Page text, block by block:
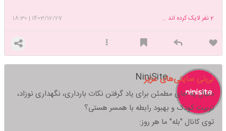
1403/12/27
|
18:30 2نفر لایک کرده اند ...
NiniSite
نی‌نی سایتی‌های عزیز
دنبال یه جای مطمئن برای یاد گرفتن نکات بارداری، نگهداری نوزاد،
تربیت کودک و بهبود رابطه با همسر هستی؟
توی کانال "بله" ما هر روز: